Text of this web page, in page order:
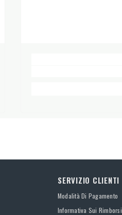
SERVIZIO CLIENTI
Modalità Di Pagamento
Informativa Sui Rimborsi